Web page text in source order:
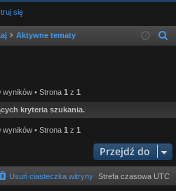
og ej
si
się
Aktywne tematy
wyników • Strona 1 z 1
kryteria szukania.
wyników • Strona 1 z 1
Przejdź do
Strefa czasowa UTC
Usuń ciasteczka witryny